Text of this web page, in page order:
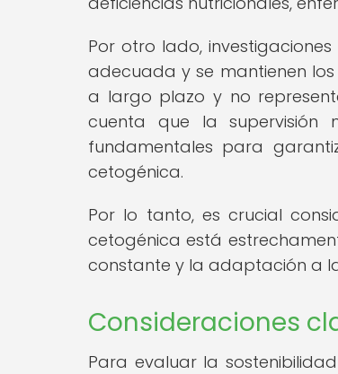
Por otro lado,
adecuada y se mantienen
a largo plazo y no
cuenta que la supervisión
fundamentales para
cetogénica.
Por lo tanto, es crucial
cetogénica está
constante y la adaptación a
Consideraciones
Para evaluar la